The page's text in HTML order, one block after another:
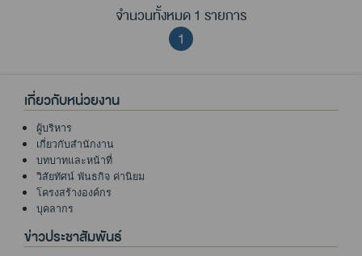
จำนวนทั้งหมด 1 รายการ
1
เกี่ยวกับหน่วยงาน
ผู้บริหาร
เกี่ยวกับสำนักงาน
บทบาทและหน้าที่
วิสัยทัศน์ พันธกิจ ค่านิยม
โครงสร้างองค์กร
บุคลากร
ข่าวประชาสัมพันธ์